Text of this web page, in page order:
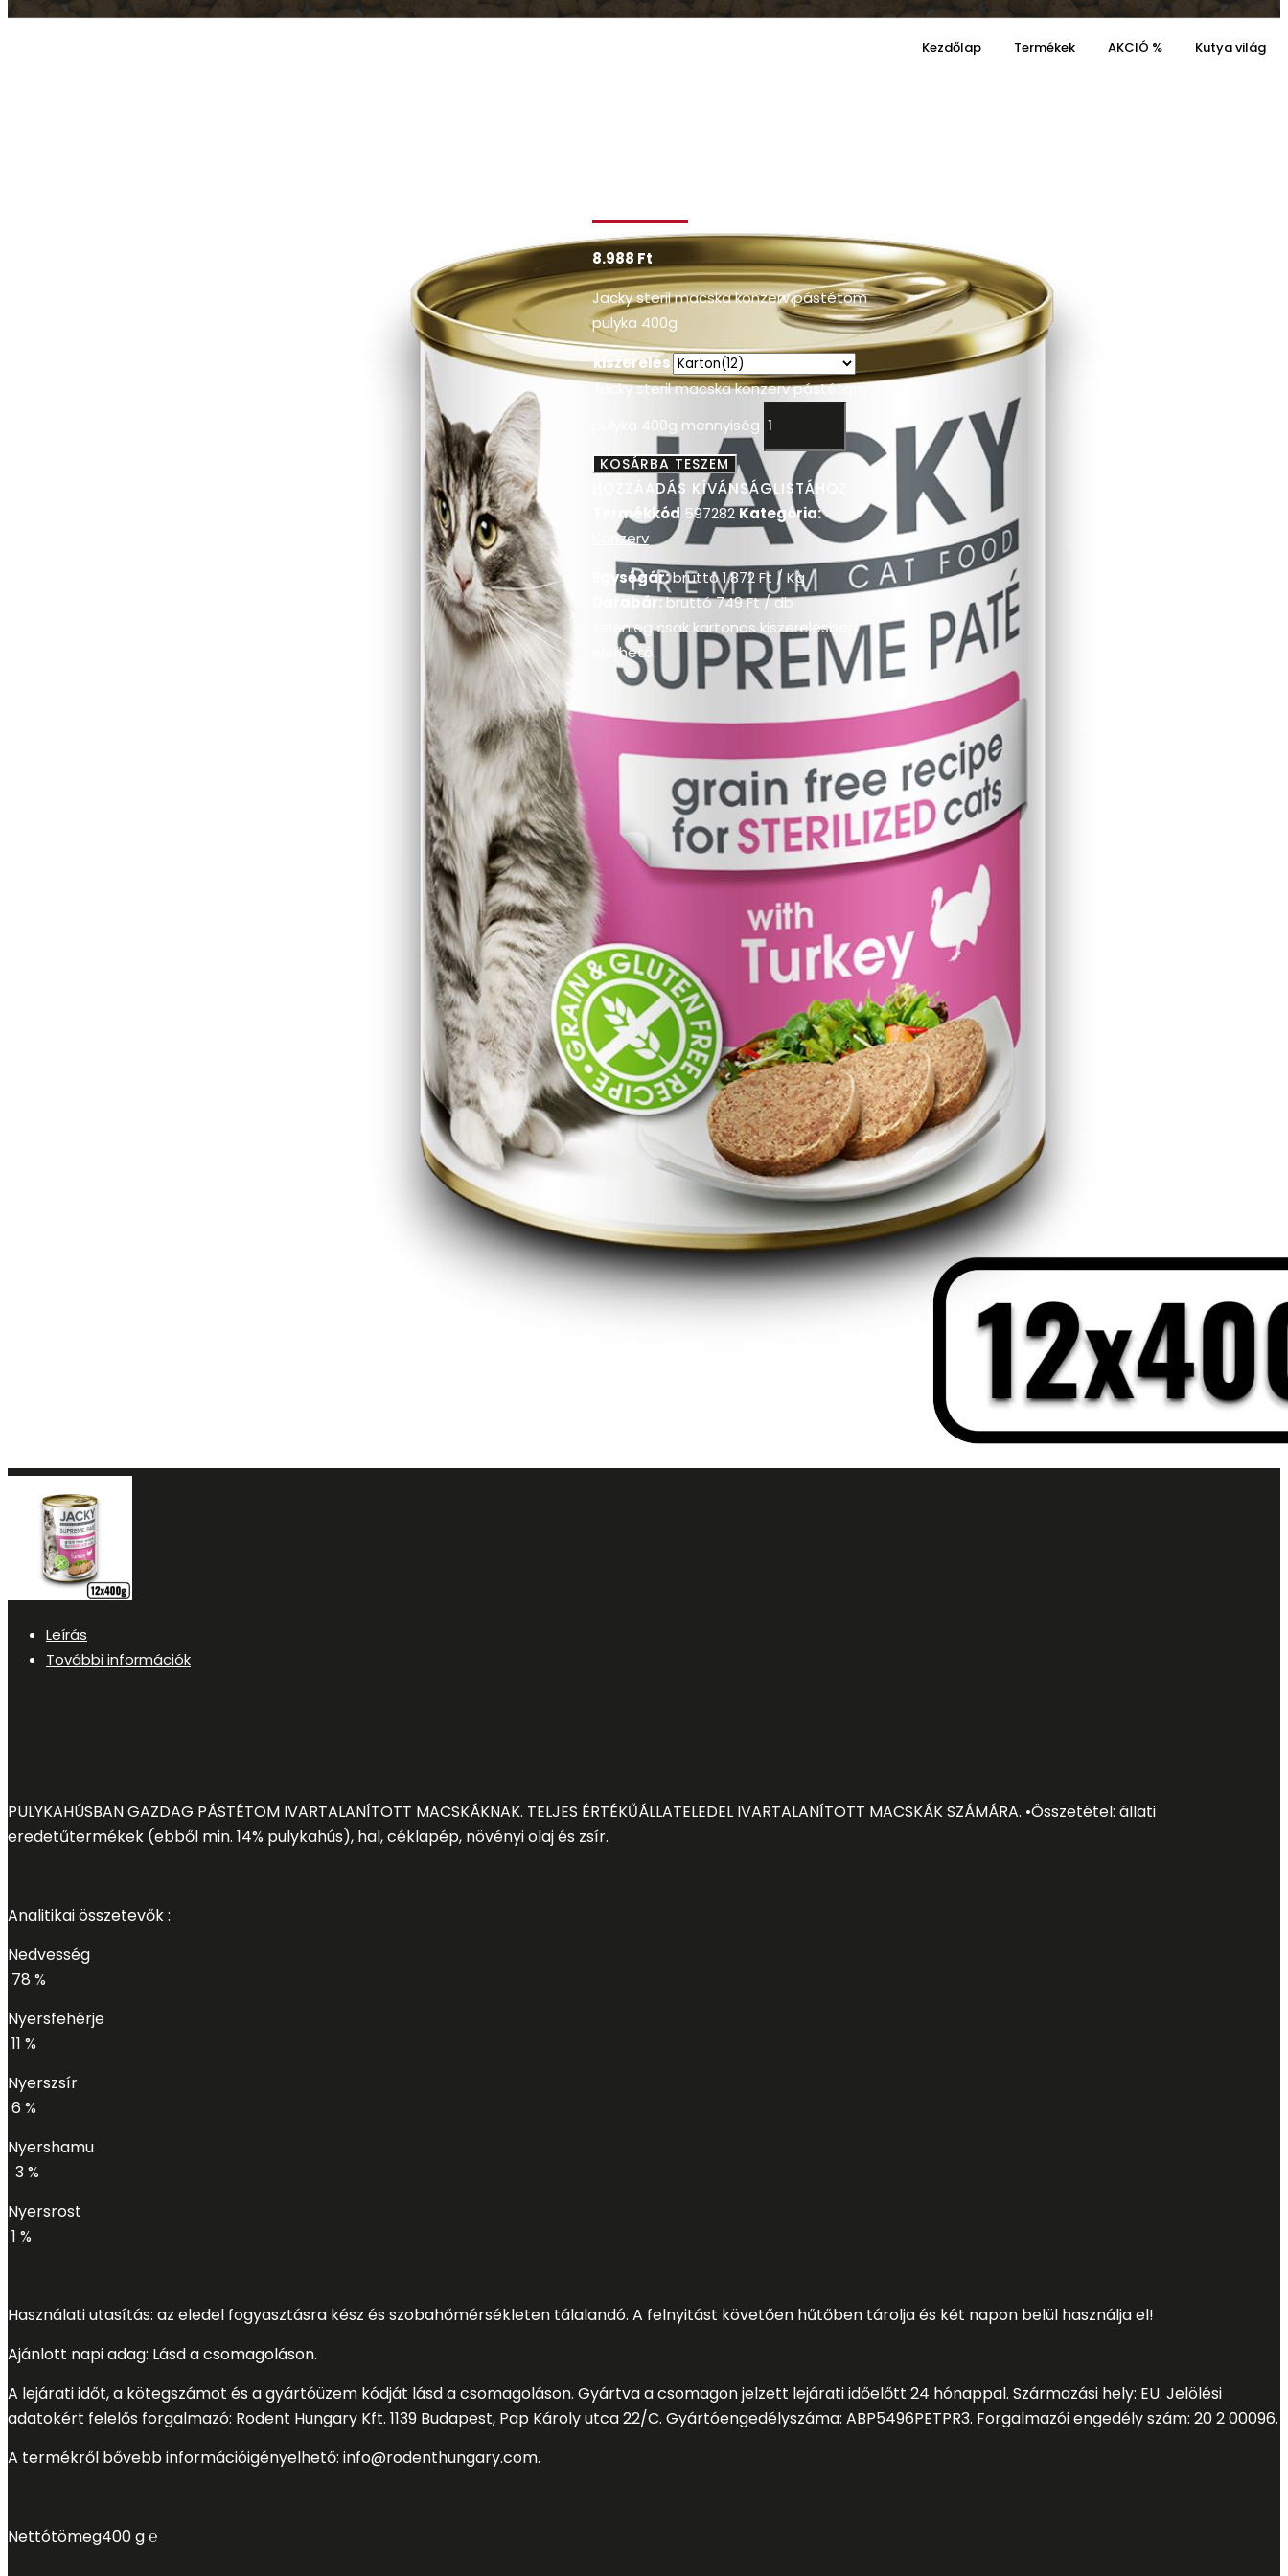
Kezdőlap Termékek AKCIÓ % Kutya világ
Cart
8.988 Ft
Jacky steril macska konzerv pástétom
pulyka 400g
kiszerelés
Jacky steril macska konzerv pástétom
pulyka 400g mennyiség
KOSÁRBA TESZEM
HOZZÁADÁS KÍVÁNSÁGLISTÁHOZ
Termékkód 597282Kategória:
Konzerv
Egységár:bruttó1.872Ft / Kg
Darabár:bruttó749Ft/ db
Jelenleg csak kartonos kiszerelésben
elérhető.
Leírás
További információk
PULYKAHÚSBAN GAZDAG PÁSTÉTOM IVARTALANÍTOTT MACSKÁKNAK. TELJES ÉRTÉKŰÁLLATELEDEL IVARTALANÍTOTT MACSKÁK SZÁMÁRA. •Összetétel: állati
eredetűtermékek (ebből min. 14% pulykahús), hal, céklapép, növényi olaj és zsír.
Analitikai összetevők :
Nedvesség
78 %
Nyersfehérje
11 %
Nyerszsír
6 %
Nyershamu
3 %
Nyersrost
1 %
Használati utasítás: az eledel fogyasztásra kész és szobahőmérsékleten tálalandó. A felnyitást követően hűtőben tárolja és két napon belül használja el!
Ajánlott napi adag: Lásd a csomagoláson.
A lejárati időt, a kötegszámot és a gyártóüzem kódját lásd a csomagoláson. Gyártva a csomagon jelzett lejárati időelőtt 24 hónappal. Származási hely: EU. Jelölési
adatokért felelős forgalmazó: Rodent Hungary Kft. 1139 Budapest, Pap Károly utca 22/C. Gyártóengedélyszáma: ABP5496PETPR3. Forgalmazói engedély szám: 20 2 00096.
A termékről bővebb információigényelhető: info@rodenthungary.com.
Nettótömeg400 g ℮